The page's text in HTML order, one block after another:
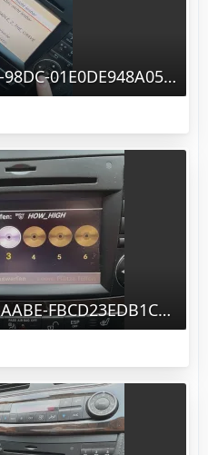
8456B4DC-8D1D-4587-98DC-01E0DE948A05.jpg
67F5DB34-387D-48C7-AABE-FBCD23EDB1CE.jpg